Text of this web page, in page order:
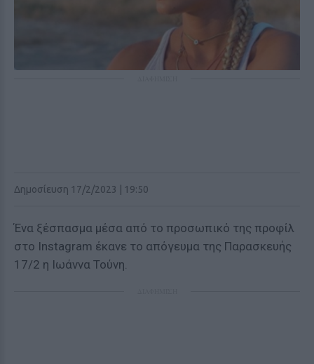
Δημοσίευση 17/2/2023 | 19:50
Ένα ξέσπασμα μέσα από το προσωπικό της προφίλ
στο Instagram έκανε το απόγευμα της Παρασκευής
17/2 η Ιωάννα Τούνη.